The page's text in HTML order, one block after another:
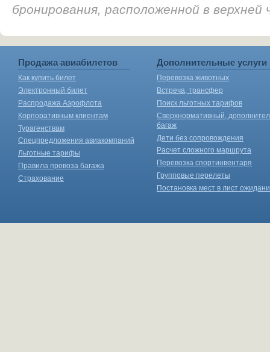
бронирования, расположенной в
Продажа авиабилетов
Как купить билет
Электронный билет
Распродажа Аэрофлота
Корпоративным клиентам
Турагенствам
Спецпредложения авиакомпаний
Льготные тарифы
Правила провоза багажа
Страхование
Дополнительные услуги
Перевозка животных
Встреча, трансфер
Поиск льготных тарифов
Сверхнормативный,
багаж
Дети без сопровождения
Расчет сложного маршрута
Перевозка спортинвентаря
Групповые перелеты
Постановка мест в лист